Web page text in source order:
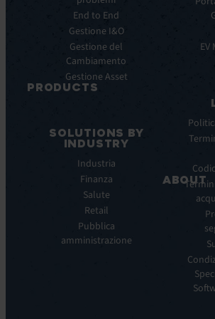
principali
Integrazioni
PRODUCTS
Service
Manager
Experience
Monitoring:
End to End
Gestione I&O
Gestione del
Cambiamento
Gestione Asset
SOLUTIONS BY
INDUSTRY
Industria
Finanza
Salute
Retail
Pubblica
amministrazione
Study
stampa
ABOUT
visione
nostra